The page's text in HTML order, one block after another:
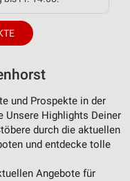
und Prospekte in der
Unsere Highlights Deiner
durch die aktuellen
und entdecke tolle
Angebote für